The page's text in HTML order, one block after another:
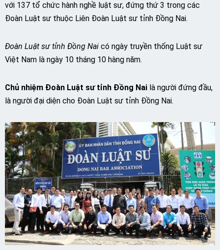
với 137 tổ chức hành nghề luật sư, đứng thứ 3 trong các
Đoàn Luật sư thuộc Liên Đoàn Luật sư tỉnh Đồng Nai.
Đoàn Luật sư tỉnh Đồng Nai có ngày truyền thống Luật sư
Việt Nam là ngày 10 tháng 10 hàng năm.
Chủ nhiệm Đoàn Luật sư tỉnh Đồng Nai là người đứng đầu,
là người đại diện cho Đoàn Luật sư tỉnh Đồng Nai.